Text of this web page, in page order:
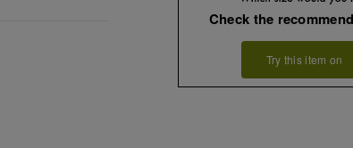
Check the
Try this item on